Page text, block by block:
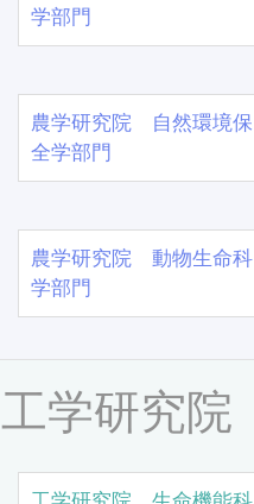
学部門
農学研究院 自然環境保
全学部門
農学研究院 動物生命科
学部門
工学研究院